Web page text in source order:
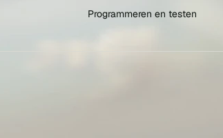
Programmeren en testen